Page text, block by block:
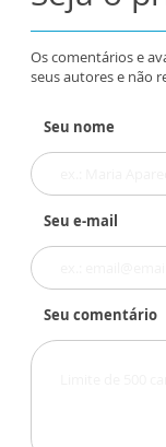
Os comentários e
seus autores e não
Seu nome
Seu e-mail
Seu comentário